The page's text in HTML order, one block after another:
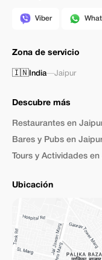
Viber
Zona de servicio
🇮🇳 India—Jaipur
Descubre más
Restaurantes en
Bares y Pubs en
Tours y Actividades
Ubicación